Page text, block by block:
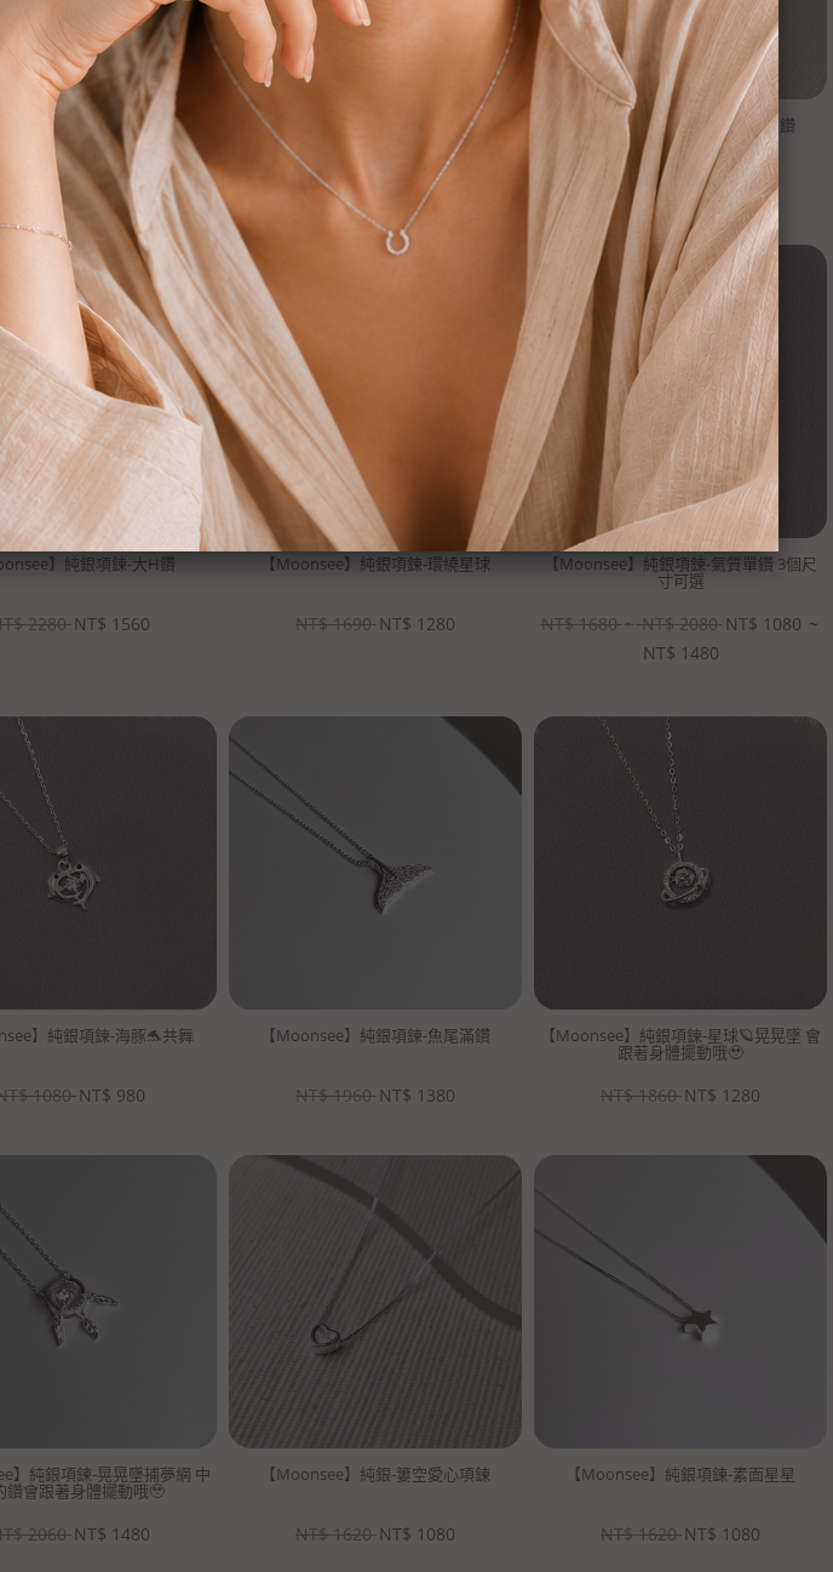
】純銀項鍊-微笑鑲鑽
1460 NT$ 1080
【Moonsee】純銀項鍊-主君的太陽 也有
NT$ 1160 980
【Moonsee】純銀項鍊-圓筒滿鑽
NT$ 1720 NT$ 1380
】純銀項鍊-大H鑽
2280 NT$ 1560
【Moonsee】純銀項鍊-環繞星球
NT$ 1690 NT$ 1280
【Moonsee】純銀項鍊-氣質單鑽 3個尺
寸可選
NT$ 1680 ~ NT$ 2080 NT$ 1080 ~
NT$ 1480
】純銀項鍊-海豚🐬共舞
1080 NT$ 980
【Moonsee】純銀項鍊-魚尾滿鑽
NT$ 1960 NT$ 1380
【Moonsee】純銀項鍊-星球🪐晃晃墜 會
跟著身體擺動哦🥹
NT$ 1860 NT$ 1280
】純銀項鍊-晃晃墜捕夢網 中
鑽會跟著身體擺動哦🥹
2060 NT$ 1480
【Moonsee】純銀-簍空愛心項鍊
NT$ 1620 NT$ 1080
【Moonsee】純銀項鍊-素面星星
NT$ 1620 NT$ 1080